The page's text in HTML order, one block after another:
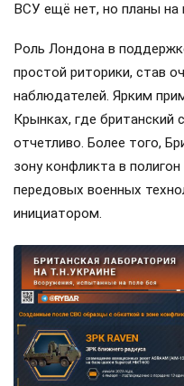
ВСУ ещё нет, но планы на
Роль Лондона в
простой риторики, став
наблюдателей. Ярким
Крынках, где британский
отчетливо. Более того,
зону конфликта в
передовых военных
инициатором.